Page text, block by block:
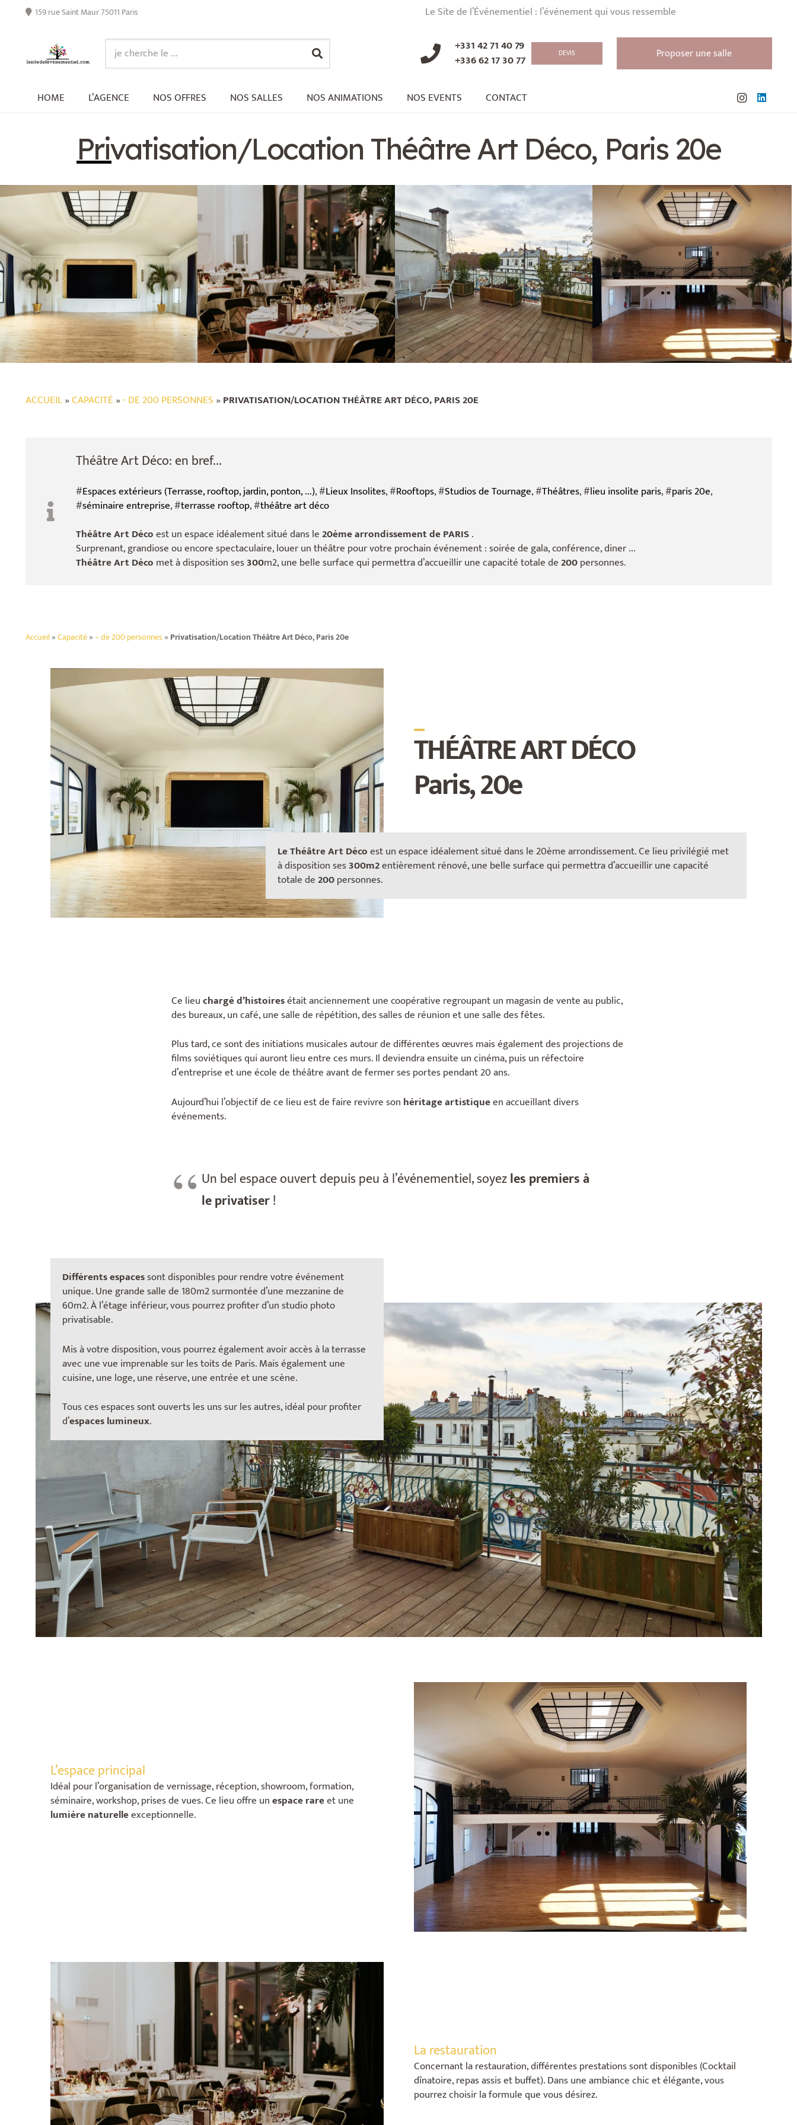
159 rue Saint Maur 75011 Paris Le Site de l’Événementiel : l’événement qui vous ressemble
+331 42 71 40 79
+336 62 17 30 77
DEVIS Proposer une salle
HOME L’AGENCE NOS OFFRES NOS SALLES NOS ANIMATIONS NOS EVENTS CONTACT
Privatisation/Location Théâtre Art Déco, Paris 20e
ACCUEIL»CAPACITÉ »- DE 200 PERSONNES »PRIVATISATION/LOCATION THÉÂTRE ART DÉCO, PARIS 20E
Théâtre Art Déco: en bref...
#Espaces extérieurs (Terrasse, rooftop, jardin, ponton, ...), #Lieux Insolites, #Rooftops, #Studios de Tournage, #Théâtres, #lieu insolite paris, #paris 20e,
#séminaire entreprise, #terrasse rooftop, #théâtre art déco
Théâtre Art Décoest un espace idéalement situé dans le20ème arrondissement de PARIS.
Surprenant, grandiose ou encore spectaculaire, louer un théâtre pour votre prochain événement : soirée de gala, conférence, diner ...
Théâtre Art Déco met à disposition ses300m2, une belle surface qui permettra d’accueillir une capacité totale de200personnes.
Accueil»Capacité»– de 200 personnes » Privatisation/Location Théâtre Art Déco, Paris 20e
_
THÉÂTRE ART DÉCO
Paris, 20e
Le Théâtre Art Décoest un espace idéalement situé dans le 20ème arrondissement. Ce lieu privilégié met
à disposition ses300m2entièrement rénové, une belle surface qui permettra d’accueillir une capacité
totale de200personnes.
Ce lieuchargé d’histoiresétait anciennement une coopérative regroupant un magasin de vente au public,
des bureaux, un café, une salle de répétition, des salles de réunion et une salle des fêtes.
Plus tard, ce sont des initiations musicales autour de différentes œuvres mais également des projections de
films soviétiques qui auront lieu entre ces murs. Il deviendra ensuite un cinéma, puis un réfectoire
d’entreprise et une école de théâtre avant de fermer ses portes pendant 20 ans.
Aujourd’hui l’objectif de ce lieu est de faire revivre son héritage artistiqueen accueillant divers
événements.
Un bel espace ouvert depuis peu à l’événementiel, soyezles premiers à
le privatiser!
Différents espacessont disponibles pour rendre votre événement
unique. Une grande salle de 180m2 surmontée d’une mezzanine de
60m2. À l’étage inférieur, vous pourrez profiter d’un studio photo
privatisable.
Mis à votre disposition, vous pourrez également avoir accès à la terrasse
avec une vue imprenable sur les toits de Paris. Mais également une
cuisine, une loge, une réserve, une entrée et une scène.
Tous ces espaces sont ouverts les uns sur les autres, idéal pour profiter
d’espaces lumineux.
L’espace principal
Idéal pour l’organisation de vernissage, réception, showroom, formation,
séminaire, workshop, prises de vues. Ce lieu offre unespace rareet une
lumière naturelleexceptionnelle.
La restauration
Concernant la restauration, différentes prestations sont disponibles (Cocktail
dînatoire, repas assis et buffet). Dans une ambiance chic et élégante, vous
pourrez choisir la formule que vous désirez.